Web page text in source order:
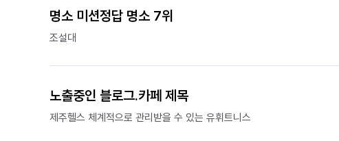
명소 미션정답 명소 7위
조설대
노출중인 블로그.카페 제목
제주헬스 체계적으로 관리받을 수 있는 유휘트니스